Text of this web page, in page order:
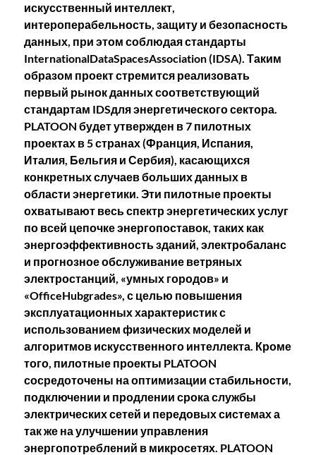
искусственный интеллект,
интероперабельность, защиту и безопасность
данных, при этом соблюдая стандарты
InternationalDataSpacesAssociation (IDSA). Таким
образом проект стремится реализовать
первый рынок данных соответствующий
стандартам IDSдля энергетического сектора.
PLATOON будет утвержден в 7 пилотных
проектах в 5 странах (Франция, Испания,
Италия, Бельгия и Сербия), касающихся
конкретных случаев больших данных в
области энергетики. Эти пилотные проекты
охватывают весь спектр энергетических услуг
по всей цепочке энергопоставок, таких как
энергоэффективность зданий, электробаланс
и прогнозное обслуживание ветряных
электростанций, «умных городов» и
«OfficeHubgrades», с целью повышения
эксплуатационных характеристик с
использованием физических моделей и
алгоритмов искусственного интеллекта. Кроме
того, пилотные проекты PLATOON
сосредоточены на оптимизации стабильности,
подключении и продлении срока службы
электрических сетей и передовых системах а
так же на улучшении управления
энергопотреблений в микросетях. PLATOON